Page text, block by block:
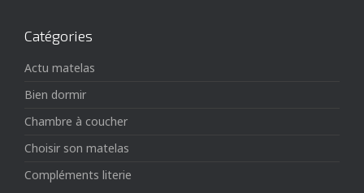
Catégories
Actu matelas
Bien dormir
Chambre à coucher
Choisir son matelas
Compléments literie